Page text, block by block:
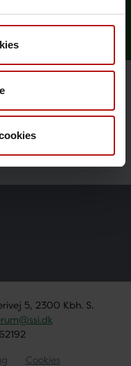
5, 2300 Kbh. S.
Cookies